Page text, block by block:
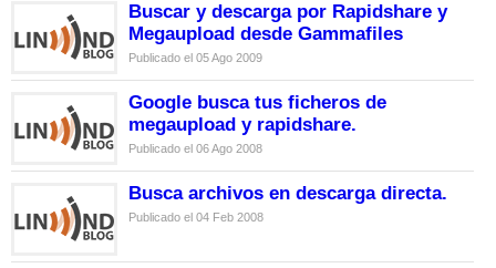
Buscar y descarga por Rapidshare y
Megaupload desde Gammafiles
Publicado el 05 Ago 2009
Google busca tus ficheros de
megaupload y rapidshare.
Publicado el 06 Ago 2008
Busca archivos en descarga directa.
Publicado el 04 Feb 2008